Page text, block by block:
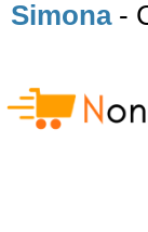
Simona-